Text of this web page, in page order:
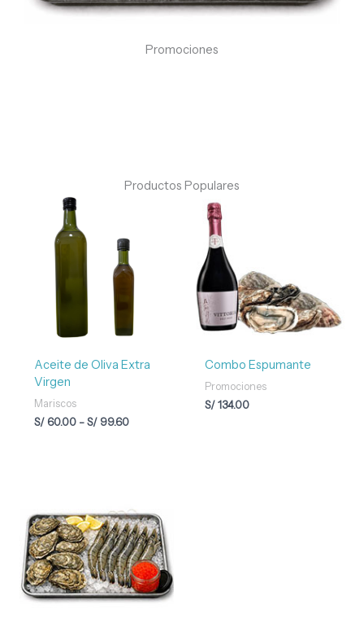
Promociones
Productos Populares
Aceite de Oliva Extra
Virgen
Mariscos
S/60.00 - S/99.60
desde
S/ 60.00
hasta
Combo Espumante
Promociones
S/134.00